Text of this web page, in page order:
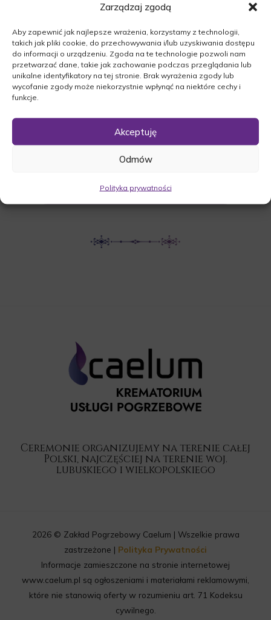
Zarządzaj zgodą
Aby zapewnić jak najlepsze wrażenia, korzystamy z technologii,
takich jak pliki cookie, do przechowywania i/lub uzyskiwania dostępu
do informacji o urządzeniu. Zgoda na te technologie pozwoli nam
przetwarzać dane, takie jak zachowanie podczas przeglądania lub
unikalne identyfikatory na tej stronie. Brak wyrażenia zgody lub
wycofanie zgody może niekorzystnie wpłynąć na niektóre cechy i
funkcje.
Akceptuję
Odmów
Polityka prywatności
66-200 Rudgerzowice
Cmentarz:uroczystość pogrzebowa po Mszy
św. na cmentarzu komunalnym
w Świebodzinie
Łęgowska 6, 66-200 Świebodzin
POBIERZ POWIADOMIENIE SMS
Ceremonie organizujemy na terenie całej
Polski, najczęściej na terenie woj.
lubuskiego i wielkopolskiego
2026 © Zakład Pogrzebowy Caelum | Wszelkie prawa
zastrzeżone | Polityka Prywatności
Informacje zamieszczone na stronie internetowej
www.caelum.pl są ogłoszeniami i materiałami reklamowymi,
które nie stanowią oferty w rozumieniu art. 71 Kodeksu
cywilnego.